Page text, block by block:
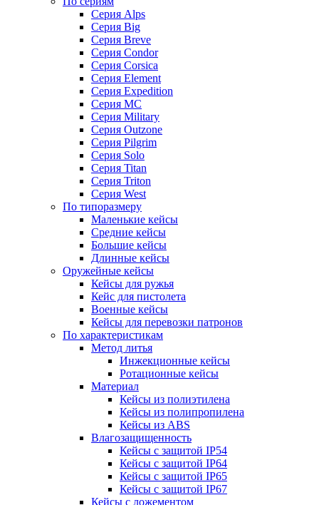
Серия Alps
Серия Big
Серия Breve
Серия Condor
Серия Corsica
Серия Element
Серия Expedition
Серия MC
Серия Military
Серия Outzone
Серия Pilgrim
Серия Solo
Серия Titan
Серия Triton
Серия West
По типоразмеру
Маленькие кейсы
Средние кейсы
Большие кейсы
Длинные кейсы
Оружейные кейсы
Кейсы для ружья
Кейс для пистолета
Военные кейсы
Кейсы для перевозки патронов
По характеристикам
Метод литья
Инжекционные кейсы
Ротационные кейсы
Материал
Кейсы из полиэтилена
Кейсы из полипропилена
Кейсы из ABS
Влагозащищенность
Кейсы c защитой IP54
Кейсы c защитой IP64
Кейсы c защитой IP65
Кейсы c защитой IP67
Кейсы с ложементом